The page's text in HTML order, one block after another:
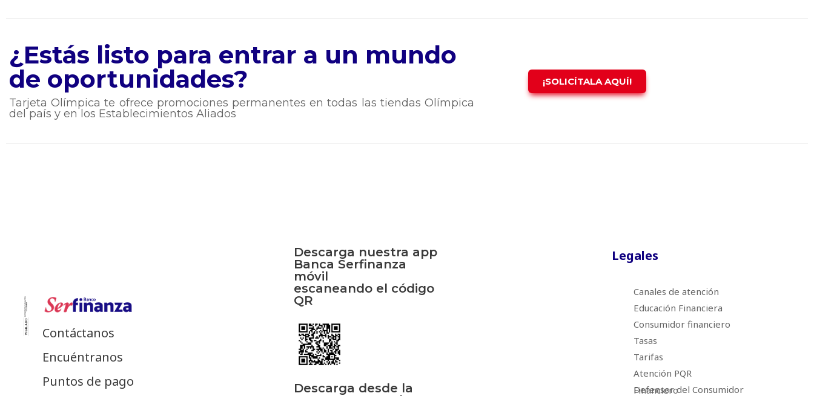
¿Estás listo para entrar a un mundo
de oportunidades?
Tarjeta Olímpica te ofrece promociones permanentes en todas las tiendas Olímpica
del país y en los Establecimientos Aliados
¡SOLICÍTALA AQUÍ!
Contáctanos
Encuéntranos
Puntos de pago
Descarga nuestra app
Banca Serfinanza
móvil
escaneando el código
QR
Descarga desde la
Legales
Canales de atención
Educación Financiera
Consumidor financiero
Tasas
Tarifas
Atención PQR
Defensor del Consumidor Financiero